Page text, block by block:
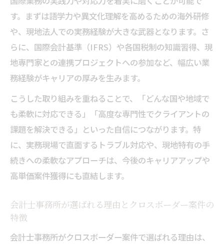
ボーダー知識
会計士事務所のクロスボーダー案件で差が
つく知識領域
会計士事務所の実務に直結する国際取引の
基礎知識
す。まずは語学力や異文化理解を高めるための海外研修
や、現地法人での実務経験が大きな武器となります。さ
らに、国際会計基準（IFRS）や各国税制の知識習得、現
地専門家との連携プロジェクトへの参加など、幅広い業
務経験がキャリアの厚みを生みます。
こうした取り組みを重ねることで、「どんな国や地域で
も柔軟に対応できる」「高度な専門性でクライアントの
課題を解決できる」といった自信につながります。特
に、実務現場で直面するトラブル対応や、現地特有の手
続きへの柔軟なアプローチは、今後のキャリアアップや
高単価案件獲得にも直結します。
会計士事務所が選ばれる理由とクロスボーダー案件の
特徴
会計士事務所がクロスボーダー案件で選ばれる理由は、